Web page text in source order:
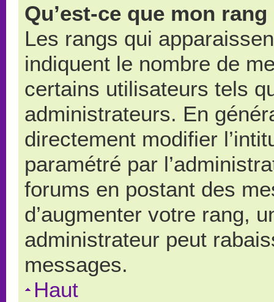
Qu’est-ce que mon
Les rangs qui
indiquent le nombre de
certains utilisateurs tels
administrateurs. En
directement modifier
paramétré par
forums en postant des
d’augmenter votre rang,
administrateur peut
messages.
Haut